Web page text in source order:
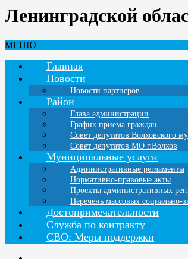
Ленинградской
МЕНЮ
Главная
Новости
Новости партнеров
Район
Глава администрации
График приема граждан
Совет депутатов Волховского
Совет депутатов МО г.Волхов
Муниципальные услуги
Административные регламенты
Нормативно-правовые акты
Проекты административных
Перечень массовых
Достопримечательности
Служба по контракту
СВО: Меры поддержки